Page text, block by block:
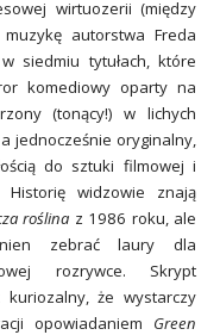
wirtuozerii (między
autorstwa Freda
siedmiu tytułach, które
komediowy oparty na
(tonący!) w lichych
jednocześnie oryginalny,
do sztuki filmowej i
Historię widzowie znają
roślina z 1986 roku, ale
zebrać laury dla
rozrywce. Skrypt
że wystarczy
opowiadaniem Green